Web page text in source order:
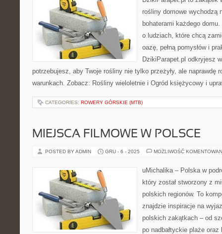
rośliny domowe wychodzą
bohaterami każdego
o ludziach, które chcą
oazę, pełną pomysłów i
DzikiParapet.pl odkryjesz
potrzebujesz, aby Twoje rośliny nie tylko przeżyły, ale naprawdę
warunkach. Zobacz: Rośliny wieloletnie i Ogród księżycowy i
CATEGORIES: ROWERY GÓRSKIE (MTB)
MIEJSCA FILMOWE W POLSCE
POSTED BY ADMIN GRU - 6 - 2025 MOŻLIWOŚĆ
uMichalika – Polska w
który został stworzony z
polskich regionów. To
znajdzie inspiracje na
polskich zakątkach – od
po nadbałtyckie plaże